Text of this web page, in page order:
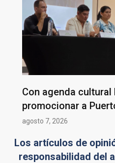
Con agenda cultural
promocionar a
agosto 7, 2026
Los artículos de
responsabilidad del